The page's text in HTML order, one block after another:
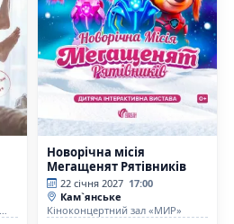
Новорічна місія
Мегащенят Рятівників
22 січня 2027 17:00
Кам`янське
Кіноконцертний зал «МИР»